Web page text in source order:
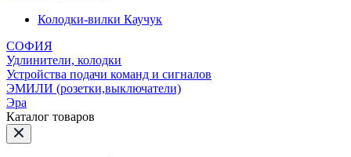
Колодки-вилки Каучук
СОФИЯ
Удлинители, колодки
Устройства подачи команд и сигналов
ЭМИЛИ (розетки,выключатели)
Эра
Каталог товаров